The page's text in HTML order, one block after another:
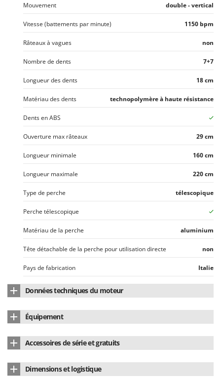
Verdemax
Vesco
Volpi
Weber
WIDU
Wiper EcoRobot
Wolf Garten
Wortex
Worx
Yard Force
Zanon
Zephir
ZGrills
Zodiac
Zomax
Mouvement double - vertical
Vitesse (battements par minute) 1150 bpm
Râteaux à vagues non
Nombre de dents 7+7
Longueur des dents 18 cm
Matériau des dents technopolymère à haute résistance
Dents en ABS
Ouverture max râteaux 29 cm
Longueur minimale 160 cm
Longueur maximale 220 cm
Type de perche télescopique
Perche télescopique
Matériau de la perche aluminium
Tête détachable de la perche pour utilisation directe non
Pays de fabrication Italie
Données techniques du moteur
Type de moteur À batterie
Type de moteur
Type de batterie Batterie de voiture
Équipement
Accessoires de série et gratuits
Dimensions et logistique